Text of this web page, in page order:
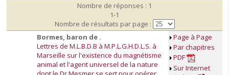
Nombre de réponses : 1
1-1
Nombre de résultats par page :
Bormes, baron de .
Lettres de M.L.B.D.B à M.P.L.G.H.D.L.S. à
Marseille sur l'existence du magnétisme
animal et l'agent universel de la nature
Page à Page
Par chapitres
PDF
Sur Internet